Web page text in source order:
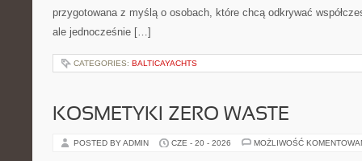
przygotowana z myślą o osobach, które chcą odkrywać
ale jednocześnie […]
CATEGORIES: BALTICAYACHTS
KOSMETYKI ZERO WASTE
POSTED BY ADMIN CZE - 20 - 2026 MOŻLIWOŚĆ